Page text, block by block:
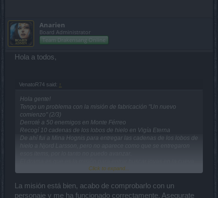
Anarien
Board Administrator
Team Drakensang Online
Hola a todos,
VenatoR74 said: ↑
Hola gente!
Tengo un problema con la misión de fabricación "Un nuevo
comienzo" (2/3)
Derroté a 50 enemigos en Monte Férreo
Recogí 10 cadenas de los lobos de hielo en Vigía Eterna
De ahí fui a Mina Hognis para entregar las cadenas de los lobos de
hielo a Njord Larsson, pero no aparece como que se entregaron
Tampoco se puede eliminar la misión para hacerla nuevamente
Alguien puede ayudarme? , por favor.
Click to expand...
La misión está bien, acabo de comprobarlo con un
personaje y me ha funcionado correctamente. Asegurate